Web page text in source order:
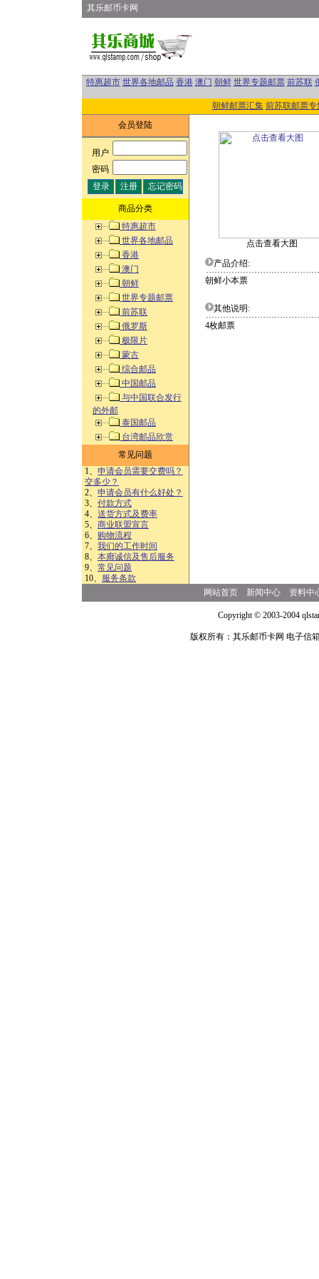
其乐邮币卡网
特惠超市 世界各地邮品 香港 澳门 朝鲜 世界专题邮票 前苏联
朝鲜邮票汇集 前苏联邮票专
会员登陆
用户:
密码:
商品分类
特惠超市
世界各地邮品
香港
澳门
朝鲜
世界专题邮票
前苏联
俄罗斯
极限片
蒙古
综合邮品
中国邮品
与中国联合发行
的外邮
泰国邮品
台湾邮品欣赏
常见问题
1、 申请会员需要交费吗？
交多少？
2、 申请会员有什么好处？
3、 付款方式
4、 送货方式及费率
5、 商业联盟宣言
6、 购物流程
7、 我们的工作时间
8、 本廊诚信及售后服务
9、 常见问题
10、 服务条款
点击查看大图
产品介绍:
朝鲜小本票
其他说明:
4枚邮票
网站首页 新闻中心 资料中
Copyright © 2003-2004
版权所有：其乐邮币卡网 电子信